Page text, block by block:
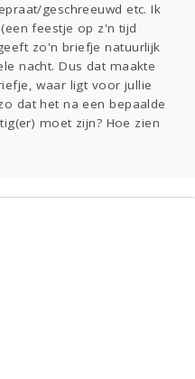
Doen
Zien
geschreeuwd etc. Ik
feestje op z'n tijd
zo'n briefje natuurlijk
nacht. Dus dat maakte
waar ligt voor jullie
dat het na een bepaalde
moet zijn? Hoe zien